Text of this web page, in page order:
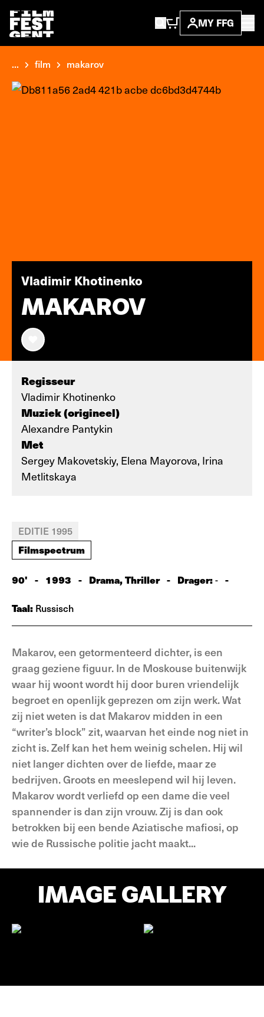
MY FFG
... film makarov
Vladimir Khotinenko
MAKAROV
Regisseur
Vladimir Khotinenko
Muziek (origineel)
Alexandre Pantykin
Met
Sergey Makovetskiy, Elena Mayorova, Irina
Metlitskaya
EDITIE 1995
Filmspectrum
90' - 1993 - Drama, Thriller - Drager:- -
Taal: Russisch
Makarov, een getormenteerd dichter, is een
graag geziene figuur. In de Moskouse buitenwijk
waar hij woont wordt hij door buren vriendelijk
begroet en openlijk geprezen om zijn werk. Wat
zij niet weten is dat Makarov midden in een
“writer’s block” zit, waarvan het einde nog niet in
zicht is. Zelf kan het hem weinig schelen. Hij wil
niet langer dichten over de liefde, maar ze
bedrijven. Groots en meeslepend wil hij leven.
Makarov wordt verliefd op een dame die veel
spannender is dan zijn vrouw. Zij is dan ook
betrokken bij een bende Aziatische mafiosi, op
wie de Russische politie jacht maakt...
IMAGE GALLERY